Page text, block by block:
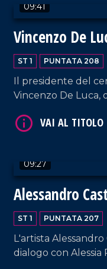
09:41
Vincenzo De
ST 1 PUNTATA 208
Il presidente del
Vincenzo De Luca,
09:27
Alessandro
ST 1 PUNTATA 207
L'artista
dialogo con Alessia
VAI AL TITOLO